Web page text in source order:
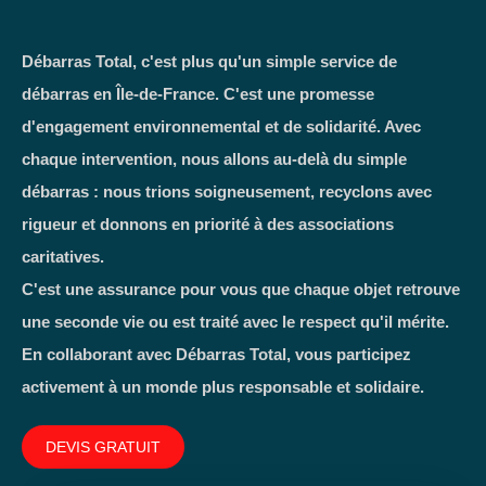
Débarras Total, c'est plus qu'un simple service de
débarras en Île-de-France. C'est une promesse
d'engagement environnemental et de solidarité. Avec
chaque intervention, nous allons au-delà du simple
débarras : nous trions soigneusement, recyclons avec
rigueur et donnons en priorité à des associations
caritatives.
C'est une assurance pour vous que chaque objet retrouve
une seconde vie ou est traité avec le respect qu'il mérite.
En collaborant avec Débarras Total, vous participez
activement à un monde plus responsable et solidaire.
DEVIS GRATUIT